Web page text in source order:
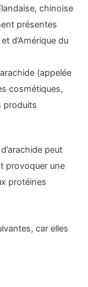
chinoise
présentes
d’Amérique du
(appelée
cosmétiques,
produits
peut
provoquer une
protéines
car elles